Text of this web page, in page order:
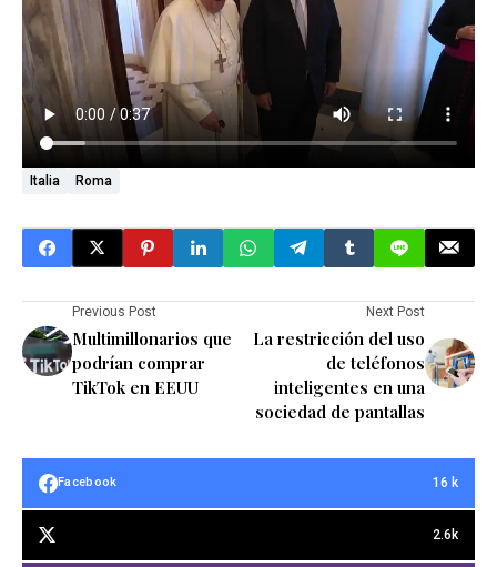
Italia Roma
Previous Post
Multimillonarios que
podrían comprar
TikTok en EEUU
Next Post
La restricción del uso
de teléfonos
inteligentes en una
sociedad de pantallas
Facebook 16 k
2.6k